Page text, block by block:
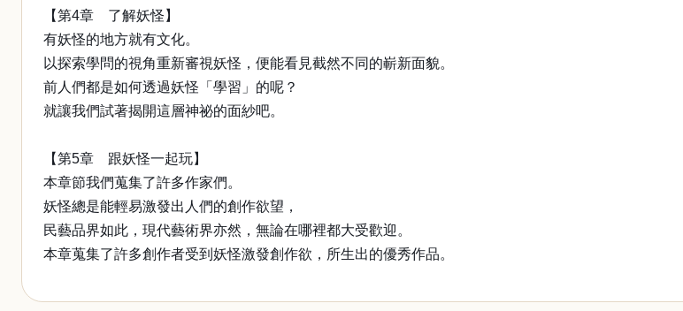
【第4章 了解妖怪】
有妖怪的地方就有文化。
以探索學問的視角重新審視妖怪，便能看見截然不同的嶄新面貌。
前人們都是如何透過妖怪「學習」的呢？
就讓我們試著揭開這層神祕的面紗吧。
【第5章 跟妖怪一起玩】
本章節我們蒐集了許多作家們。
妖怪總是能輕易激發出人們的創作欲望，
民藝品界如此，現代藝術界亦然，無論在哪裡都大受歡迎。
本章蒐集了許多創作者受到妖怪激發創作欲，所生出的優秀作品。